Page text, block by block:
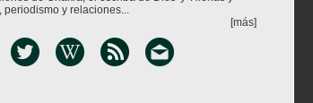
periodismo y relaciones...
[más]